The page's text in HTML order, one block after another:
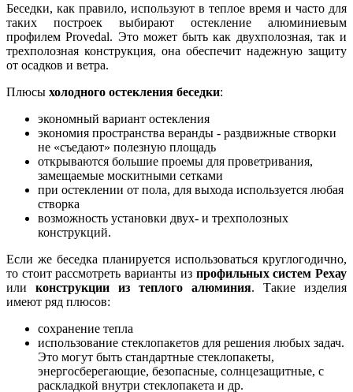
Беседки, как правило, используют в теплое время и часто для
таких построек выбирают остекление алюминиевым
профилем Provedal. Это может быть как двухполозная, так и
трехполозная конструкция, она обеспечит надежную защиту
от осадков и ветра.
Плюсы холодного остекления беседки:
экономный вариант остекления
экономия пространства веранды - раздвижные створки
не «съедают» полезную площадь
открываются большие проемы для проветривания,
замещаемые москитными сетками
при остеклении от пола, для выхода используется любая
створка
возможность установки двух- и трехполозных
конструкций.
Если же беседка планируется использоваться круглогодично,
то стоит рассмотреть варианты из профильных систем Рехау
или конструкции из теплого алюминия. Такие изделия
имеют ряд плюсов:
сохранение тепла
использование стеклопакетов для решения любых задач.
Это могут быть стандартные стеклопакеты,
энергосберегающие, безопасные, солнцезащитные, с
раскладкой внутри стеклопакета и др.